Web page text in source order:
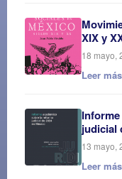
XIX y
18 mayo,
Leer
judicial
13 mayo,
Leer